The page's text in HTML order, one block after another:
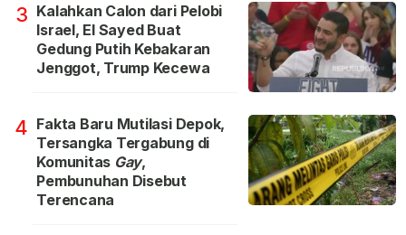
3 Kalahkan Calon dari Pelobi
Israel, El Sayed Buat
Gedung Putih Kebakaran
Jenggot, Trump Kecewa
4 Fakta Baru Mutilasi Depok,
Tersangka Tergabung di
Komunitas Gay,
Pembunuhan Disebut
Terencana